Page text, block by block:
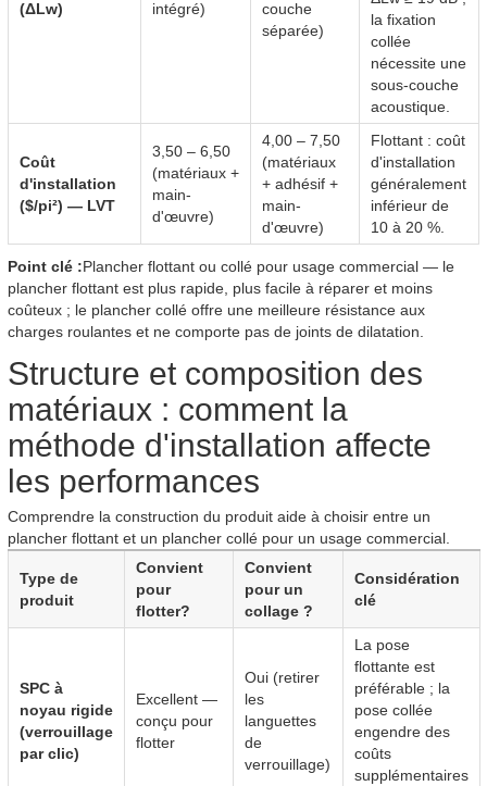
(ΔLw) intégré)
couche
séparée)
la fixation
collée
nécessite une
sous-couche
acoustique.
Coût
d'installation
($/pi²) — LVT
3,50 – 6,50
(matériaux +
main-
d'œuvre)
4,00 – 7,50
(matériaux
+ adhésif +
main-
d'œuvre)
Flottant : coût
d'installation
généralement
inférieur de
10 à 20 %.
Point clé :Plancher flottant ou collé pour usage commercial — le
plancher flottant est plus rapide, plus facile à réparer et moins
coûteux ; le plancher collé offre une meilleure résistance aux
charges roulantes et ne comporte pas de joints de dilatation.
Structure et composition des
matériaux : comment la
méthode d'installation affecte
les performances
Comprendre la construction du produit aide à choisir entre un
plancher flottant et un plancher collé pour un usage commercial.
Type de
produit
Convient
pour
flotter?
Convient
pour un
collage ?
Considération
clé
SPC à
noyau rigide
(verrouillage
par clic)
Excellent —
conçu pour
flotter
Oui (retirer
les
languettes
de
verrouillage)
La pose
flottante est
préférable ; la
pose collée
engendre des
coûts
supplémentaires